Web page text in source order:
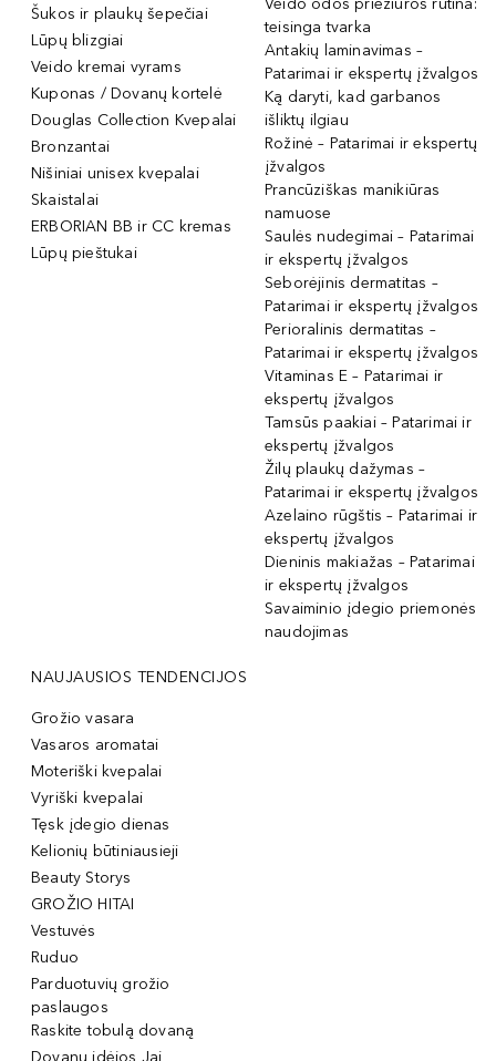
Šukos ir plaukų šepečiai
Lūpų blizgiai
Veido kremai vyrams
Kuponas / Dovanų kortelė
Douglas Collection Kvepalai
Bronzantai
Nišiniai unisex kvepalai
Skaistalai
ERBORIAN BB ir CC kremas
Lūpų pieštukai
Veido odos priežiūros rutina:
teisinga tvarka
Antakių laminavimas –
Patarimai ir ekspertų įžvalgos
Ką daryti, kad garbanos
išliktų ilgiau
Rožinė – Patarimai ir ekspertų
įžvalgos
Prancūziškas manikiūras
namuose
Saulės nudegimai – Patarimai
ir ekspertų įžvalgos
Seborėjinis dermatitas –
Patarimai ir ekspertų įžvalgos
Perioralinis dermatitas –
Patarimai ir ekspertų įžvalgos
Vitaminas E – Patarimai ir
ekspertų įžvalgos
Tamsūs paakiai – Patarimai ir
ekspertų įžvalgos
Žilų plaukų dažymas –
Patarimai ir ekspertų įžvalgos
Azelaino rūgštis – Patarimai ir
ekspertų įžvalgos
Dieninis makiažas – Patarimai
ir ekspertų įžvalgos
Savaiminio įdegio priemonės
naudojimas
NAUJAUSIOS TENDENCIJOS
Grožio vasara
Vasaros aromatai
Moteriški kvepalai
Vyriški kvepalai
Tęsk įdegio dienas
Kelionių būtiniausieji
Beauty Storys
GROŽIO HITAI
Vestuvės
Ruduo
Parduotuvių grožio
paslaugos
Raskite tobulą dovaną